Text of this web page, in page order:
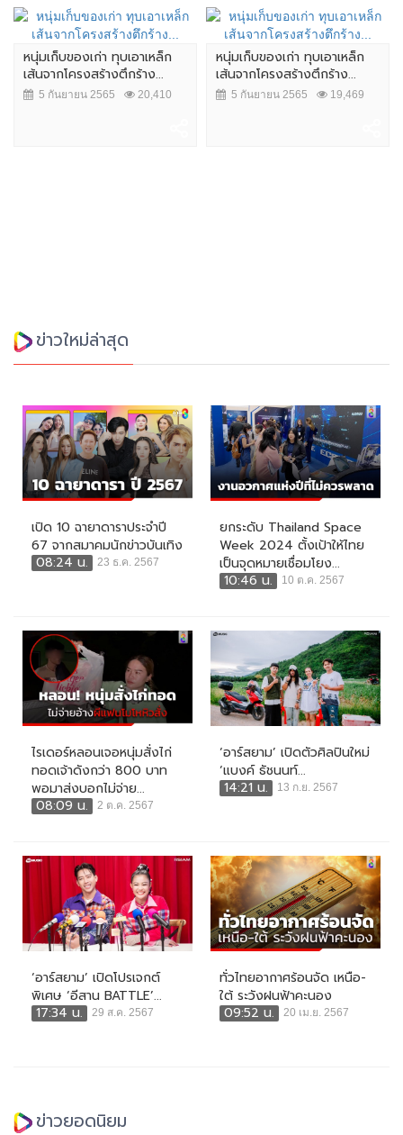
หนุ่มเก็บของเก่า ทุบเอาเหล็ก
เส้นจากโครงสร้างตึกร้าง...
5 กันยายน 2565 20,410
หนุ่มเก็บของเก่า ทุบเอาเหล็ก
เส้นจากโครงสร้างตึกร้าง...
5 กันยายน 2565 19,469
ข่าวใหม่ล่าสุด
เปิด 10 ฉายาดาราประจำปี
67 จากสมาคมนักข่าวบันเทิง
08:24 น.
23 ธ.ค. 2567
ยกระดับ Thailand Space
Week 2024 ตั้งเป้าให้ไทย
เป็นจุดหมายเชื่อมโยง...
10:46 น.
10 ต.ค. 2567
ไรเดอร์หลอนเจอหนุ่มสั่งไก่
ทอดเจ้าดังกว่า 800 บาท
พอมาส่งบอกไม่จ่าย...
08:09 น.
2 ต.ค. 2567
‘อาร์สยาม’ เปิดตัวศิลปินใหม่
‘แบงค์ ธัชนนท์...
14:21 น.
13 ก.ย. 2567
‘อาร์สยาม’ เปิดโปรเจกต์
พิเศษ ‘อีสาน BATTLE’...
17:34 น.
29 ส.ค. 2567
ทั่วไทยอากาศร้อนจัด เหนือ-
ใต้ ระวังฝนฟ้าคะนอง
09:52 น.
20 เม.ย. 2567
ข่าวยอดนิยม